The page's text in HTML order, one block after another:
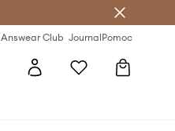
Answear Club JournalPomoc